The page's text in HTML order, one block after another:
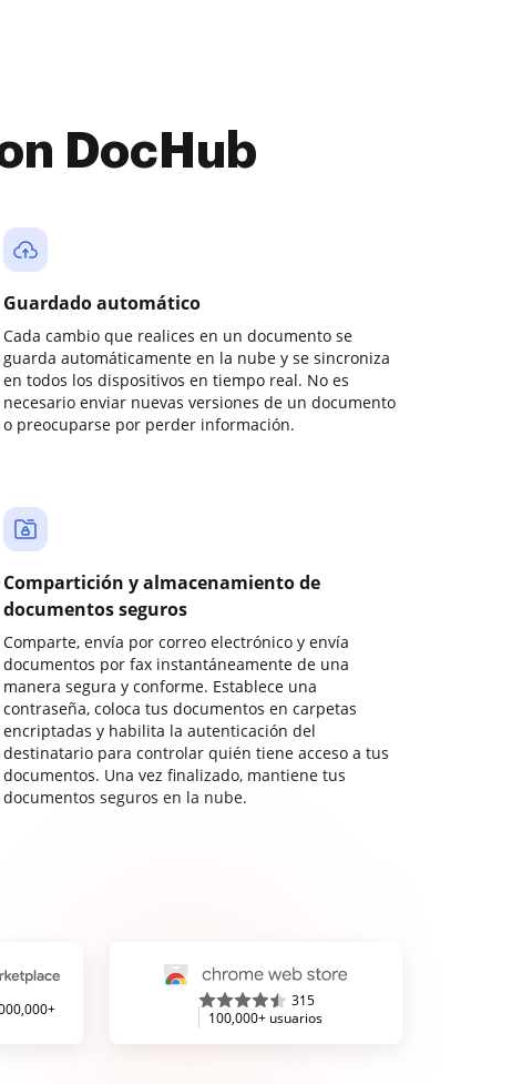
DocHub
Guardado automático
Cada cambio que realices en un documento se
guarda automáticamente en la nube y se sincroniza
en todos los dispositivos en tiempo real. No es
necesario enviar nuevas versiones de un documento
o preocuparse por perder información.
Compartición y almacenamiento de
documentos seguros
Comparte, envía por correo electrónico y envía
documentos por fax instantáneamente de una
manera segura y conforme. Establece una
contraseña, coloca tus documentos en carpetas
encriptadas y habilita la autenticación del
destinatario para controlar quién tiene acceso a tus
documentos. Una vez finalizado, mantiene tus
documentos seguros en la nube.
315
100,000+ usuarios